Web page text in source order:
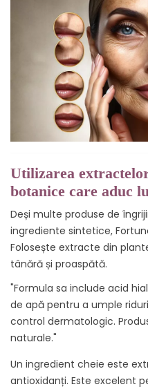
Utilizarea
botanice care aduc
Deși multe produse de
ingrediente sintetice,
Folosește extracte din
tânără și proaspătă.
"Formula sa include acid
de apă pentru a umple
control dermatologic.
naturale."
Un ingredient cheie este
antioxidanți. Este excelent